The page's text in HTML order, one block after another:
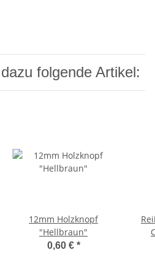
folgende Artikel:
12mm Holzknopf
"Hellbraun"
0,60 € *